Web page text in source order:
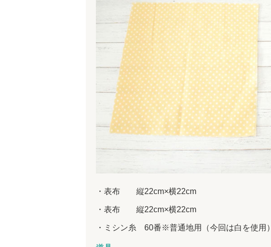
表布 縦22cm×横22cm
表布 縦22cm×横22cm
ミシン糸 60番※普通地用（今回は白を使用）